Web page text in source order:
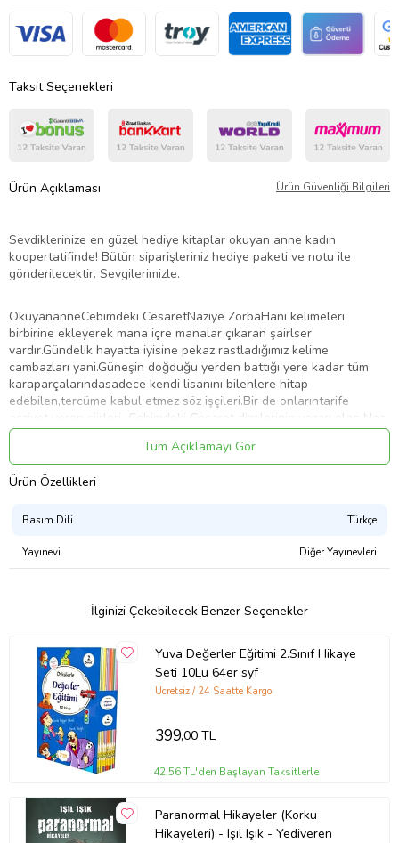
Taksit Seçenekleri
Ürün Açıklaması Ürün Güvenliği Bilgileri
Sevdiklerinize en güzel hediye kitaplar okuyan anne kadın
koopertatifinde! Bütün siparişleriniz hediye paketi ve notu ile
gönderilecektir. Sevgilerimizle.
OkuyananneCebimdeki CesaretNaziye ZorbaHani kelimeleri
birbirine ekleyerek mana içre manalar çıkaran şairlser
vardır.Gündelik hayatta iyisine pekaz rastladığımız kelime
cambazları yani.Güneşin doğduğu yerden battığı yere kadar tüm
karaparçalarındasadece kendi lisanını bilenlere hitap
edebilen,tercüme kabul etmez söz işçileri.Bir de onlarıntarife
acziyet veren şiirleri...Cebimdeki Cesaret dizelerinin yazarı olan Naz
dayolunu şaşırmış bu kadimkervan yolcularından biri.Asırlardır silah
tutmaya alışmış bir türün parmaklarını hesaba
vurarakheceölçüsüyle şiirler yazıyor.Lafı dolandırmaya gerek
yok.Şiirle sihir arasında mistik bir bağ kuran bu
çağlyor.Şimdi paçaları sıvama zamanı..
Baskı Sayısı
Sayfa Sayısı
Naziye Zorba
Tüm Açıklamayı Gör
Ürün Özellikleri
Basım Dili Türkçe
Yayınevi Diğer Yayınevleri
İlginizi Çekebilecek Benzer Seçenekler
Yuva Değerler Eğitimi 2.Sınıf Hikaye
Seti 10Lu 64er syf
Ücretsiz / 24 Saatte Kargo
399,00 TL
42,56 TL'den Başlayan Taksitlerle
Paranormal Hikayeler (Korku
Hikayeleri) - Işıl Işık - Yediveren